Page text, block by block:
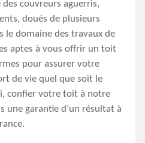
couvreurs aguerris,
doués de plusieurs
le domaine des travaux de
aptes à vous offrir un toit
pour assurer votre
de vie quel que soit le
confier votre toit à notre
une garantie d’un résultat à